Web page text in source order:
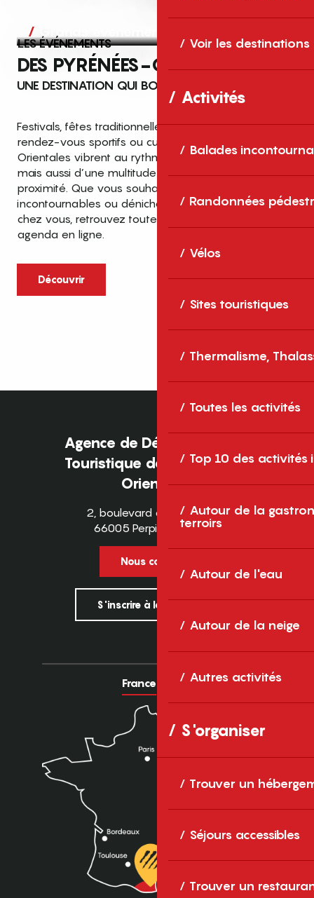
Voir les destinations
Activités
Balades
Randonnées
Vélos
Sites touristiques
Thermalisme,
Toutes les activités
Top 10 des activités
Autour de la
terroirs
Autour de l'eau
Autour de la neige
Autres activités
S'organiser
Trouver un
Séjours accessibles
Trouver un
Grands événements
LES ÉVÉNEMENTS
DES PYRÉNÉES-ORIENTALES
UNE DESTINATION QUI BOUGE TOUTE L’ANNÉE
Festivals, fêtes traditionnelles, concerts, expositions,
rendez-vous sportifs ou culturels… les Pyrénées-
Orientales vibrent au rythme de grands temps forts
mais aussi d’une multitude d’événements de
proximité. Que vous souhaitiez vivre les
incontournables ou dénicher des sorties près de
chez vous, retrouvez toutes les infos dans notre
agenda en ligne.
Découvrir
Top des événements et sorties
en famille
cet été dans les Pyrénées-Orientales
Entre mer Méditerranée, villages de
caractère et grands espaces naturels, les
Pyrénées-Orientales sont une destination
idéale pour partager des moments en
famille tout au long...
Agence de Développement
Touristique des Pyrénées-
Orientales
2, boulevard des Pyrénées
66005 Perpignan Cedex
Nous contacter
S'inscrire à la newsletter
France Europe